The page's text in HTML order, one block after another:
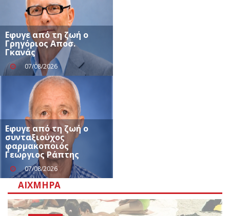
Eφυγε από τη ζωή ο
Γρηγόριος Αποσ.
Γκανάς
07/08/2026
Εφυγε από τη ζωή ο
συνταξιούχος
φαρμακοποιός
Γεώργιος Ράπτης
07/08/2026
ΑΙΧΜΗΡΆ